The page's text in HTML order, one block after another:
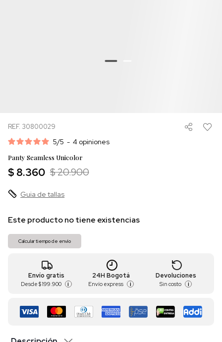
REF. 30800029
5/5 - 4 opiniones
Panty Seamless Unicolor
$ 8.360 $ 20.900
Guia de tallas
Este producto no tiene existencias
Calcular tiempo de envío
Envío gratis
Desde $ 199.900 i
24H Bogotá
Envío express i
Devoluciones
Sin costo i